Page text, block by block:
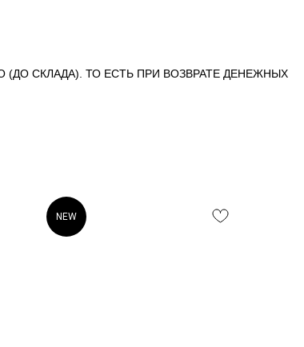
(ДО СКЛАДА). ТО ЕСТЬ ПРИ ВОЗВРАТЕ ДЕНЕЖНЫХ
NEW